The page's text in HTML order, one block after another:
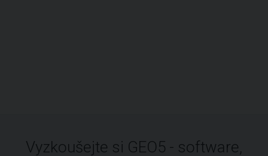
Vyzkoušejte si GEO5 - software,